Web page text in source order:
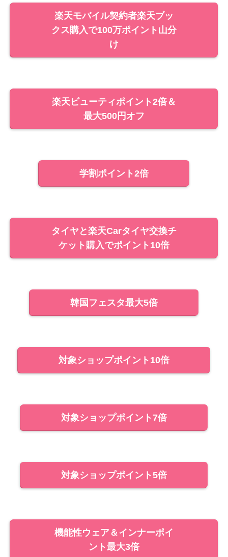
楽天モバイル契約者楽天ブッ
クス購入で100万ポイント山分
け
楽天ビューティポイント2倍＆
最大500円オフ
学割ポイント2倍
タイヤと楽天Carタイヤ交換チ
ケット購入でポイント10倍
韓国フェスタ最大5倍
対象ショップポイント10倍
対象ショップポイント7倍
対象ショップポイント5倍
機能性ウェア＆インナーポイ
ント最大3倍